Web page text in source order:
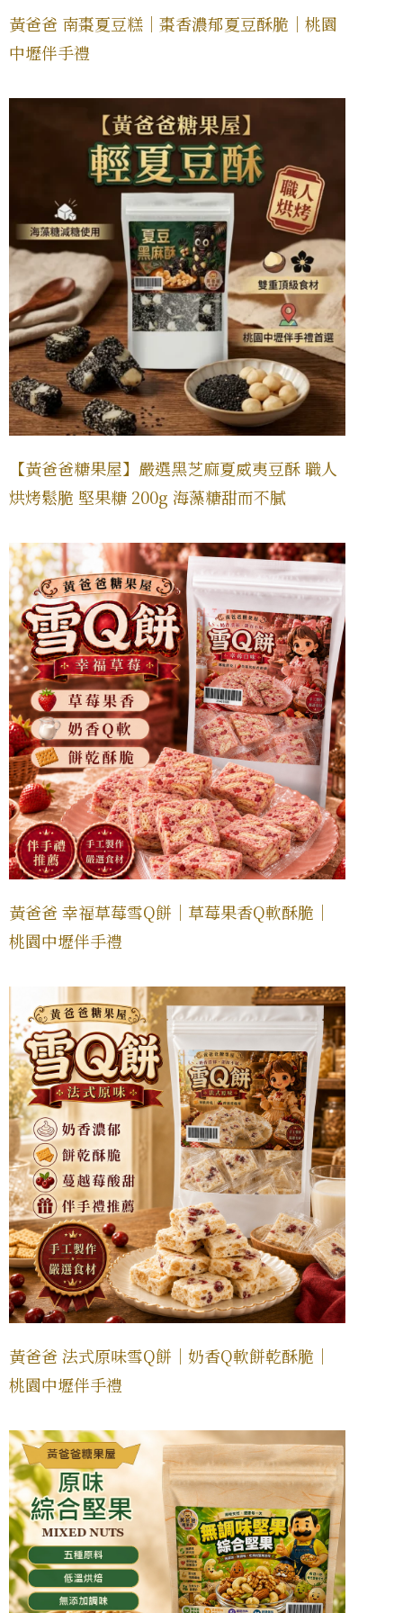
黃爸爸 南棗夏豆糕｜棗香濃郁夏豆酥脆｜桃園
中壢伴手禮
【黃爸爸糖果屋】嚴選黑芝麻夏威夷豆酥 職人
烘烤鬆脆 堅果糖 200g 海藻糖甜而不膩
黃爸爸 幸福草莓雪Q餅｜草莓果香Q軟酥脆｜
桃園中壢伴手禮
黃爸爸 法式原味雪Q餅｜奶香Q軟餅乾酥脆｜
桃園中壢伴手禮